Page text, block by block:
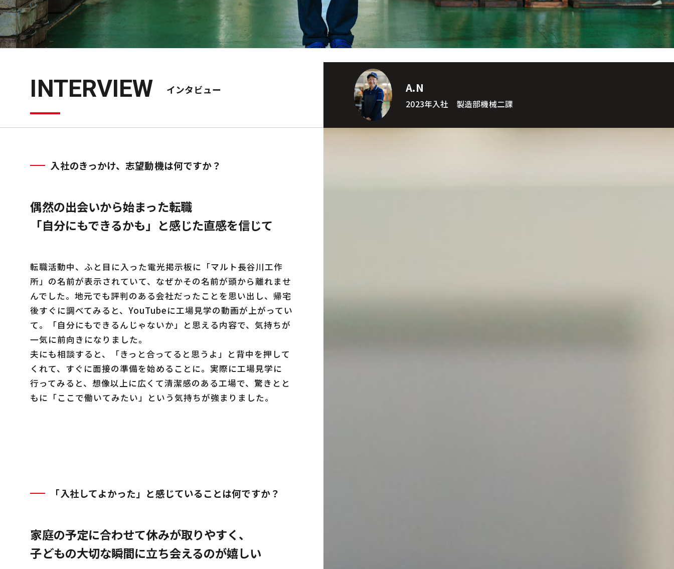
INTERVIEW インタビュー A.N
2023年入社 製造部機械二課
入社のきっかけ、志望動機は何ですか？
偶然の出会いから始まった転職
「自分にもできるかも」と感じた直感を信じて
転職活動中、ふと目に入った電光掲示板に「マルト長谷川工作
所」の名前が表示されていて、なぜかその名前が頭から離れませ
んでした。地元でも評判のある会社だったことを思い出し、帰宅
後すぐに調べてみると、YouTubeに工場見学の動画が上がってい
て。「自分にもできるんじゃないか」と思える内容で、気持ちが
一気に前向きになりました。
夫にも相談すると、「きっと合ってると思うよ」と背中を押して
くれて、すぐに面接の準備を始めることに。実際に工場見学に
行ってみると、想像以上に広くて清潔感のある工場で、驚きとと
もに「ここで働いてみたい」という気持ちが強まりました。
「入社してよかった」と感じていることは何ですか？
家庭の予定に合わせて休みが取りやすく、
子どもの大切な瞬間に立ち会えるのが嬉しい